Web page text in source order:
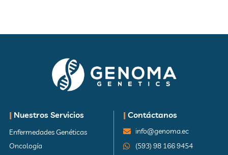
| Nuestros Servicios
Enfermedades Genéticas
Oncología
| Contáctanos
info@genoma.ec
(593) 98 166 9454